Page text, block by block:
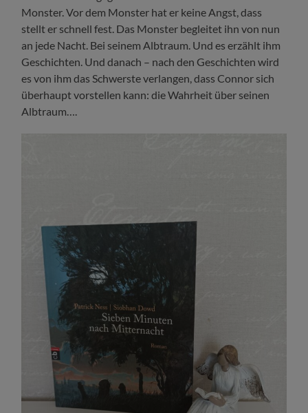
Monster. Vor dem Monster hat er keine Angst, dass
stellt er schnell fest. Das Monster begleitet ihn von nun
an jede Nacht. Bei seinem Albtraum. Und es erzählt ihm
Geschichten. Und danach – nach den Geschichten wird
es von ihm das Schwerste verlangen, dass Connor sich
überhaupt vorstellen kann: die Wahrheit über seinen
Albtraum….